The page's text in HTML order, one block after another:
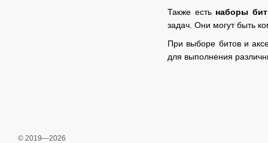
Также есть наборы
задач. Они могут быть
При выборе битов и
для выполнения
© 2019—2026